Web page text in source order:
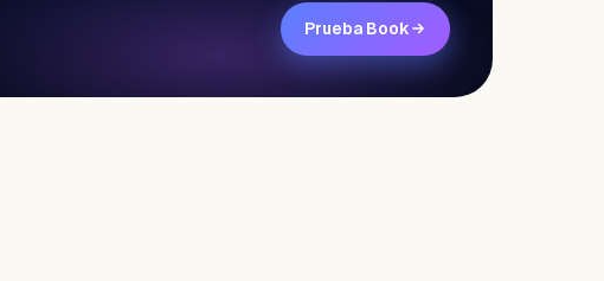
Prueba Book
Software para salones de